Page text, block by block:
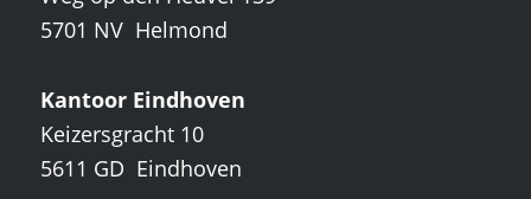
5701 NV Helmond
Kantoor Eindhoven
Keizersgracht 10
5611 GD Eindhoven